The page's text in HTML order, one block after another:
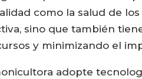
como la salud de
sino que también
y minimizando el
adopte